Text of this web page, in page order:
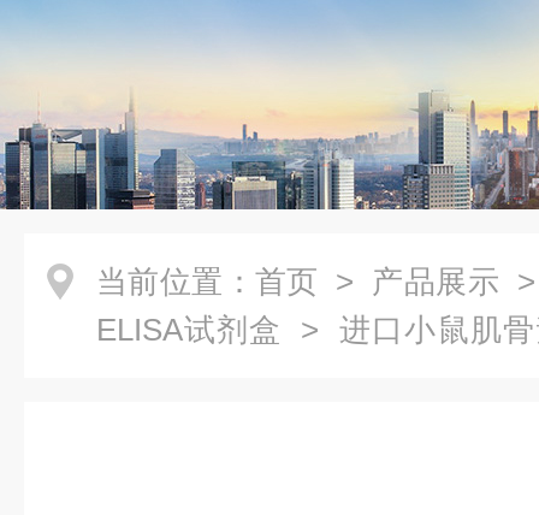
当前位置： 首页 > 产品展示
ELISA试剂盒 > 进口小鼠肌骨